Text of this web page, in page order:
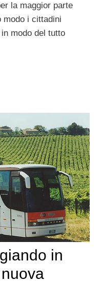
la maggior parte
modo i cittadini
modo del tutto
in